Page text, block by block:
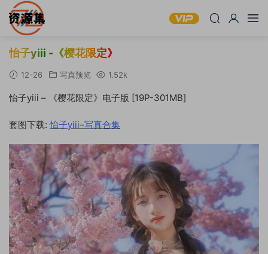
怡子yiii -《樱花限定》
12-26 写真预览 1.52k
怡子yiii – 《樱花限定》电子版 [19P-301MB]
套图下载: 怡子yiii–写真合集